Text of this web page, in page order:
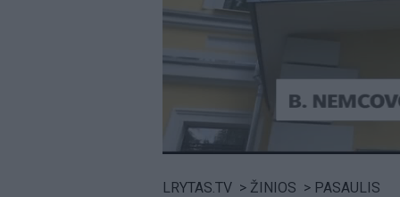
LRYTAS.TV > ŽINIOS > PASAULIS